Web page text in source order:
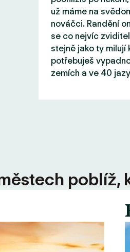
už máme na
nováčci. Randění
se co nejvíc
stejně jako ty milují
potřebuješ
zemích a ve 40
poblíž,